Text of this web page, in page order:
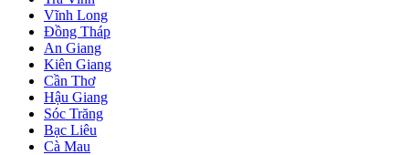
Vĩnh Long
Đồng Tháp
An Giang
Kiên Giang
Cần Thơ
Hậu Giang
Sóc Trăng
Bạc Liêu
Cà Mau